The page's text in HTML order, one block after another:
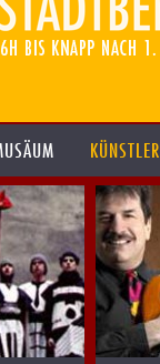
KÜNSTLER